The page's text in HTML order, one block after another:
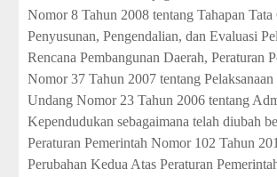
Nomor 8 Tahun 2008 tentang Tahapan Tata
Penyusunan, Pengendalian, dan Evaluasi
Rencana Pembangunan Daerah, Peraturan
Nomor 37 Tahun 2007 tentang
Undang Nomor 23 Tahun 2006 tentang
Kependudukan sebagaimana telah diubah
Peraturan Pemerintah Nomor 102 Tahun
Perubahan Kedua Atas Peraturan